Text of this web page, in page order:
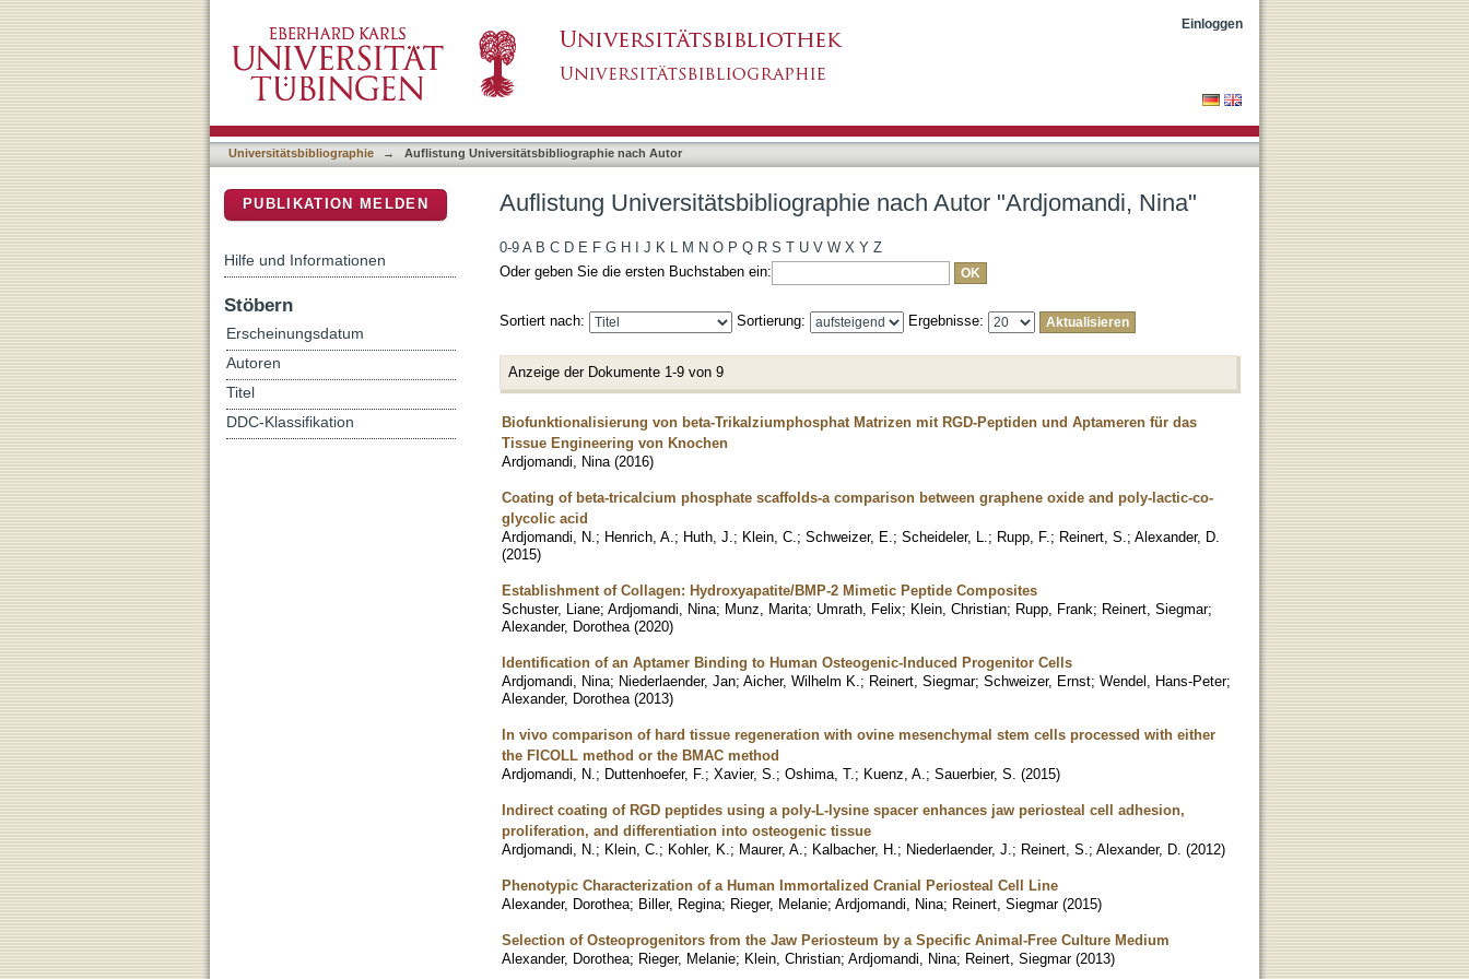
Einloggen
Universitätsbibliographie → Auflistung Universitätsbibliographie nach Autor
Auflistung Universitätsbibliographie nach Autor "Ardjomandi, Nina"
0-9 A B C D E F G H J K L M N O P Q R S T U V W X Y Z
Oder geben Sie die ersten Buchstaben ein:
Sortiert nach: Sortierung: Ergebnisse:
Anzeige der Dokumente 1-9 von 9
Biofunktionalisierung von beta-Trikalziumphosphat Matrizen mit RGD-Peptiden und Aptameren für das
Tissue Engineering von Knochen
Ardjomandi, Nina (2016)
Coating of beta-tricalcium phosphate scaffolds-a comparison between graphene oxide and poly-lactic-co-
glycolic acid
Ardjomandi, N. ; Henrich, A. ; Huth, J. ; Klein, C. ; Schweizer, E. ; Scheideler, L. ; Rupp, F. ; Reinert, S. ; Alexander, D.
(2015)
Establishment of Collagen: Hydroxyapatite/BMP-2 Mimetic Peptide Composites
Schuster, Liane; Ardjomandi, Nina; Munz, Marita; Umrath, Felix; Klein, Christian; Rupp, Frank; Reinert, Siegmar;
Alexander, Dorothea (2020)
Identification of an Aptamer Binding to Human Osteogenic-Induced Progenitor Cells
Ardjomandi, Nina; Niederlaender, Jan; Aicher, Wilhelm K. ; Reinert, Siegmar; Schweizer, Ernst; Wendel, Hans-Peter;
Alexander, Dorothea (2013)
In vivo comparison of hard tissue regeneration with ovine mesenchymal stem cells processed with either
the FICOLL method or the BMAC method
Ardjomandi, N. ; Duttenhoefer, F. ; Xavier, S. ; Oshima, T. ; Kuenz, A. ; Sauerbier, S. (2015)
Indirect coating of RGD peptides using a poly-L-lysine spacer enhances jaw periosteal cell adhesion,
proliferation, and differentiation into osteogenic tissue
Ardjomandi, N. ; Klein, C. ; Kohler, K. ; Maurer, A. ; Kalbacher, H. ; Niederlaender, J. ; Reinert, S. ; Alexander, D. (2012)
Phenotypic Characterization of a Human Immortalized Cranial Periosteal Cell Line
Alexander, Dorothea; Biller, Regina; Rieger, Melanie; Ardjomandi, Nina; Reinert, Siegmar (2015)
Selection of Osteoprogenitors from the Jaw Periosteum by a Specific Animal-Free Culture Medium
Alexander, Dorothea; Rieger, Melanie; Klein, Christian; Ardjomandi, Nina; Reinert, Siegmar (2013)
PUBLIKATION MELDEN
Hilfe und Informationen
Stöbern
Erscheinungsdatum
Autoren
Titel
DDC-Klassifikation